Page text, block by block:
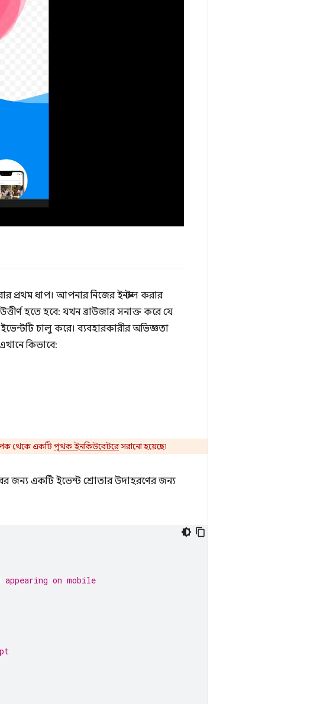
প্রথম ধাপ। আপনার নিজের ইনস্টল করার
হতে হবে: যখন ব্রাউজার সনাক্ত করে যে
ইভেন্টটি চালু করে। ব্যবহারকারীর অভিজ্ঞতা
কিভাবে:
থেকে একটিপৃথক ইনকিউবেটরেসরানো হয়েছে৷
জন্য একটি ইভেন্ট শ্রোতার উদাহরণের জন্য
on mobile